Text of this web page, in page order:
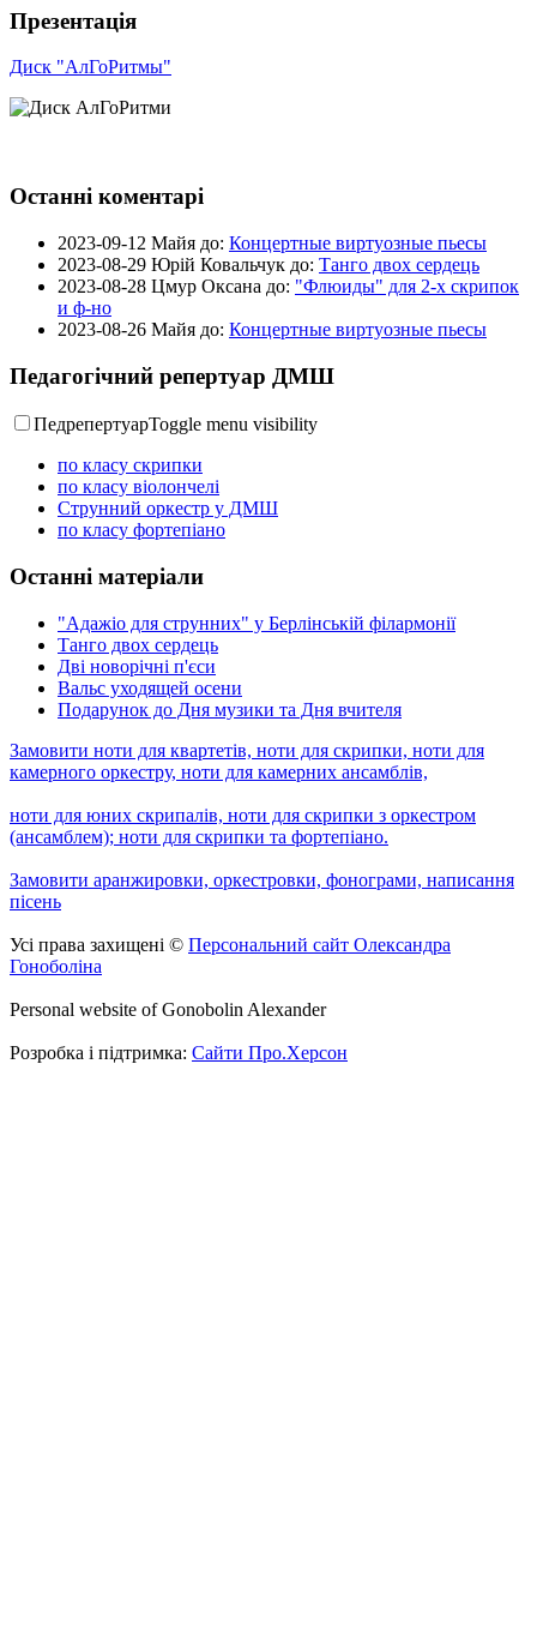
Презентація
Диск "АлГоРитмы"
Останні коментарі
2023-09-12 Майя до: Концертные виртуозные пьесы
2023-08-29 Юрій Ковальчук до: Танго двох сердець
2023-08-28 Цмур Оксана до: "Флюиды" для 2-х скрипок
и ф-но
2023-08-26 Майя до: Концертные виртуозные пьесы
Педагогічний репертуар ДМШ
ПедрепертуарToggle menu visibility
по класу скрипки
по класу віолончелі
Струнний оркестр у ДМШ
по класу фортепіано
Останні матеріали
"Адажіо для струнних" у Берлінській філармонії
Танго двох сердець
Дві новорічні п'єси
Вальс уходящей осени
Подарунок до Дня музики та Дня вчителя
Замовити ноти для квартетів, ноти для скрипки, ноти для
камерного оркестру, ноти для камерних ансамблів,
ноти для юних скрипалів, ноти для скрипки з оркестром
(ансамблем); ноти для скрипки та фортепіано.
Замовити аранжировки, оркестровки, фонограми, написання
пісень
Усі права захищені © Персональний сайт Олександра
Гоноболіна
Personal website of Gonobolin Alexander
Розробка і підтримка: Сайти Про.Херсон